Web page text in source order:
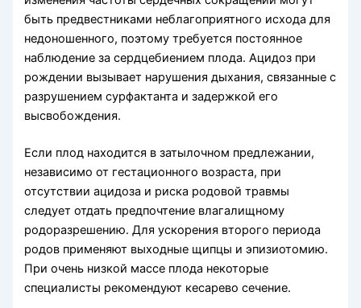
быть предвестниками неблагоприятного исхода для
недоношенного, поэтому требуется постоянное
наблюдение за сердцебиением плода. Ацидоз при
рождении вызывает нарушения дыхания, связанные с
разрушением сурфактанта и задержкой его
высвобождения.
Если плод находится в затылочном предлежании,
независимо от гестационного возраста, при
отсутствии ацидоза и риска родовой травмы
следует отдать предпочтение влагалищному
родоразрешению. Для ускорения второго периода
родов применяют выходные щипцы и эпизиотомию.
При очень низкой массе плода некоторые
специалисты рекомендуют кесарево сечение.